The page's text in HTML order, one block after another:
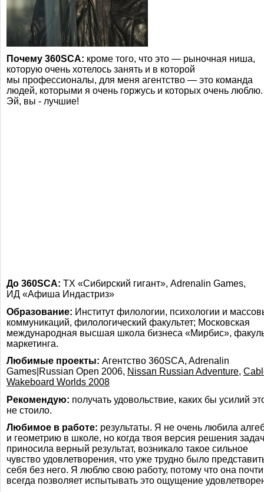
Почему 360SCA: кроме того, что это — рыночная ниша,
которую очень хотелось занять и в которой
мы профессионалы, для меня агентство — это команда
людей, которыми я очень горжусь и которых очень люблю.
Эй, вы - лучшие!
До 360SCA: ТХ «Сибирский гигант», Adrenalin Games,
ИД «Афиша Индастриз»
Образование: Институт филологии, психологии и
коммуникаций, филологический факультет; Московская
международная высшая школа бизнеса «Мирбис»,
маркетинга.
Любимые проекты: Агентство 360SCA, Adrenalin
Games|Russian Open 2006, Nissan Russian Adventure,
Wakeboard Worlds 2008
Рекомендую: получать удовольствие, каких бы усилий
не стоило.
Любимое в работе: результаты. Я не очень любила
и геометрию в школе, но когда твоя версия решения
приносила верный результат, возникало такое сильное
чувство удовлетворения, что уже трудно было
себя без него. Я люблю свою работу, потому что она почти
всегда позволяет испытывать это ощущение